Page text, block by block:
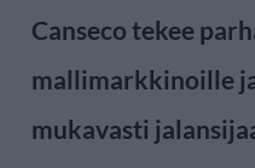
Canseco tekee
mallimarkkinoille
mukavasti